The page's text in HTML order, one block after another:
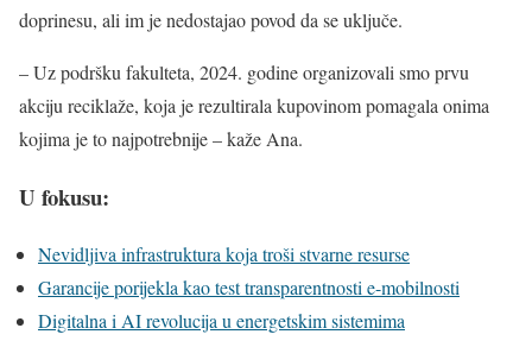
doprinesu, ali im je nedostajao povod da se uključe.
– Uz podršku fakulteta, 2024. godine organizovali smo prvu
akciju reciklaže, koja je rezultirala kupovinom pomagala onima
kojima je to najpotrebnije – kaže Ana.
U fokusu:
Nevidljiva infrastruktura koja troši stvarne resurse
Garancije porijekla kao test transparentnosti e-mobilnosti
Digitalna i AI revolucija u energetskim sistemima